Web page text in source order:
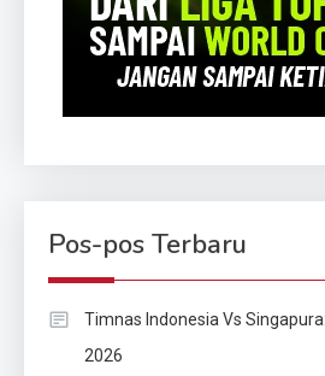
Pos-pos Terbaru
Timnas Indonesia Vs
2026